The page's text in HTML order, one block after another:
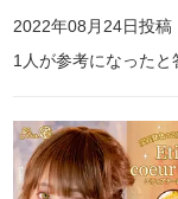
2022年08月24日投稿
1 人が参考になったと